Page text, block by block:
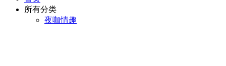
所有分类
夜咖情趣